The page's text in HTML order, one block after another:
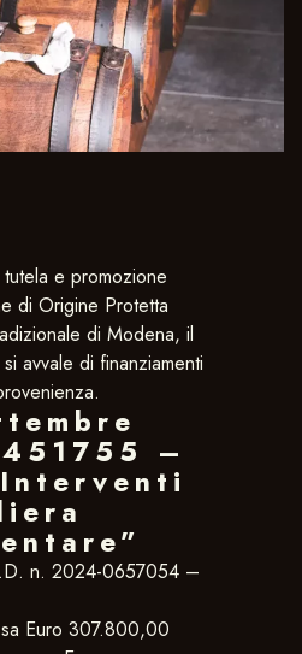
e promozione
di Origine Protetta
di Modena, il
avvale di finanziamenti
–
n. 2024-0657054 –
Euro 307.800,00